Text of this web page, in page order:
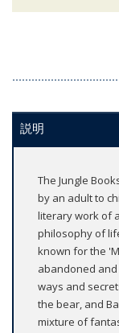
説明
The Jungle
by an adult to
literary work of
philosophy of
known for the
abandoned
ways and
the bear, and
mixture of